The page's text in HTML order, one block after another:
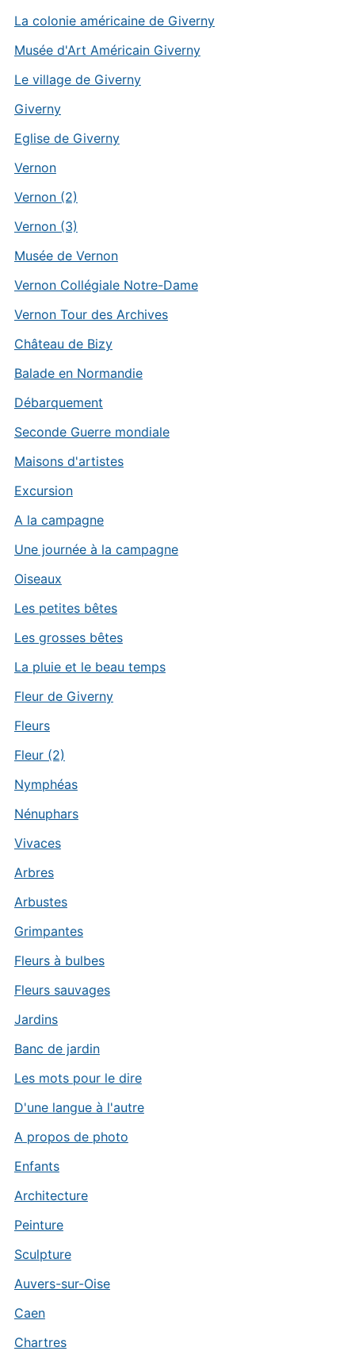
La colonie américaine de Giverny
Musée d'Art Américain Giverny
Le village de Giverny
Giverny
Eglise de Giverny
Vernon
Vernon (2)
Vernon (3)
Musée de Vernon
Vernon Collégiale Notre-Dame
Vernon Tour des Archives
Château de Bizy
Balade en Normandie
Débarquement
Seconde Guerre mondiale
Maisons d'artistes
Excursion
A la campagne
Une journée à la campagne
Oiseaux
Les petites bêtes
Les grosses bêtes
La pluie et le beau temps
Fleur de Giverny
Fleurs
Fleur (2)
Nymphéas
Nénuphars
Vivaces
Arbres
Arbustes
Grimpantes
Fleurs à bulbes
Fleurs sauvages
Jardins
Banc de jardin
Les mots pour le dire
D'une langue à l'autre
A propos de photo
Enfants
Architecture
Peinture
Sculpture
Auvers-sur-Oise
Caen
Chartres